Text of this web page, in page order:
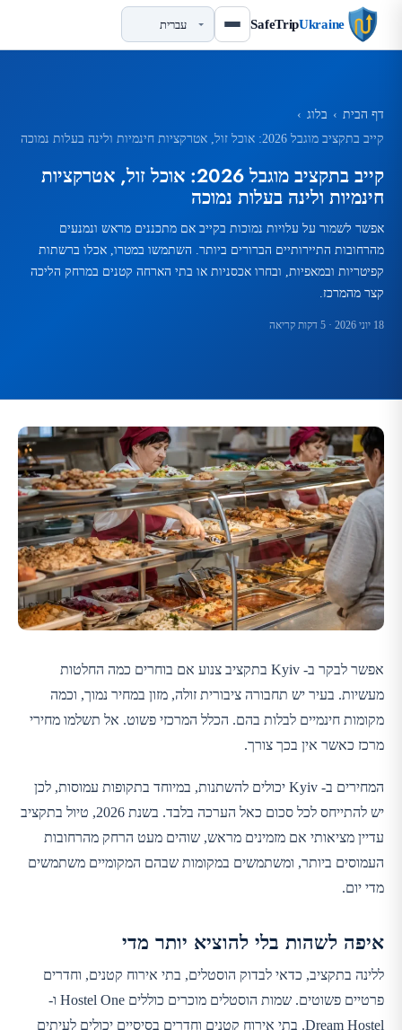
SafeTripUkraine
דף הבית › בלוג ›
קייב בתקציב מוגבל 2026: אוכל זול, אטרקציות חינמיות ולינה בעלות נמוכה
קייב בתקציב מוגבל 2026: אוכל זול, אטרקציות
חינמיות ולינה בעלות נמוכה
אפשר לשמור על עלויות נמוכות בקייב אם מתכננים מראש ונמנעים
מהרחובות התיירותיים הברורים ביותר. השתמשו במטרו, אכלו ברשתות
קפיטריות ובמאפיות, ובחרו אכסניות או בתי הארחה קטנים במרחק הליכה
קצר מהמרכז.
18 יוני 2026 · 5 דקות קריאה
אפשר לבקר ב- Kyiv בתקציב צנוע אם בוחרים כמה החלטות
מעשיות. בעיר יש תחבורה ציבורית זולה, מזון במחיר נמוך, וכמה
מקומות חינמיים לבלות בהם. הכלל המרכזי פשוט. אל תשלמו מחירי
מרכז כאשר אין בכך צורך.
המחירים ב- Kyiv יכולים להשתנות, במיוחד בתקופות עמוסות, לכן
יש להתייחס לכל סכום כאל הערכה בלבד. בשנת 2026, טיול בתקציב
עדיין מציאותי אם מזמינים מראש, שוהים מעט הרחק מהרחובות
העמוסים ביותר, ומשתמשים במקומות שבהם המקומיים משתמשים
מדי יום.
איפה לשהות בלי להוציא יותר מדי
ללינה בתקציב, כדאי לבדוק הוסטלים, בתי אירוח קטנים, וחדרים
פרטיים פשוטים. שמות הוסטלים מוכרים כוללים Hostel One ו-
Dream Hostel. בתי אירוח קטנים וחדרים בסיסיים יכולים לעיתים